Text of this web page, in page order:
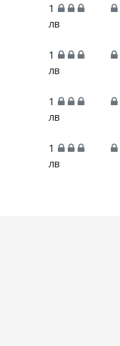
1
лв
1
лв
1
лв
1
лв